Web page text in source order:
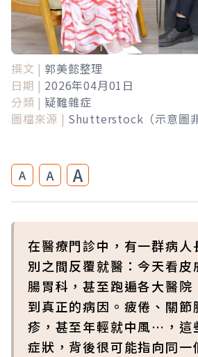
撰文 | 郭美懿整理
日期 | 2026年04月01日
分類 | 疑難雜症
圖檔來源 | Shutterstock（示意圖非
A A A
在醫療門診中，有一群病人
別之間反覆就醫：今天看皮
腸胃科，甚至跑遍各大醫院
到真正的病因。疲倦、關節
疹，甚至年輕就中風…，這
症狀，背後很可能指向同